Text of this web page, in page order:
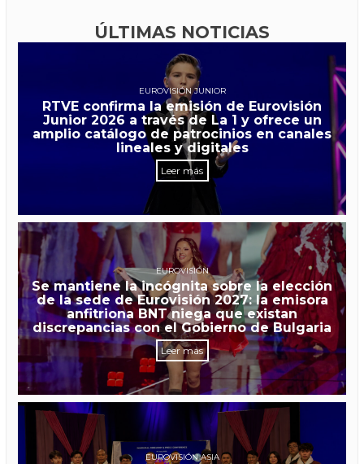
ÚLTIMAS NOTICIAS
EUROVISIÓN JUNIOR
RTVE confirma la emisión de Eurovisión
Junior 2026 a través de La 1 y ofrece un
amplio catálogo de patrocinios en canales
lineales y digitales
Leer más
EUROVISIÓN
Se mantiene la incógnita sobre la elección
de la sede de Eurovisión 2027: la emisora
anfitriona BNT niega que existan
discrepancias con el Gobierno de Bulgaria
Leer más
EUROVISIÓN ASIA